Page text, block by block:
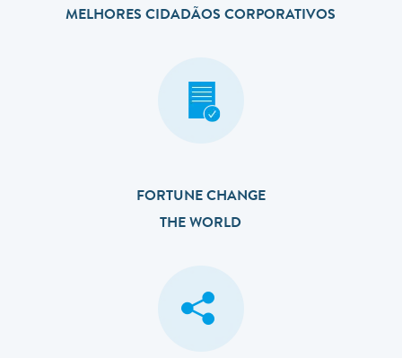
MELHORES CIDADÃOS CORPORATIVOS
FORTUNE CHANGE
THE WORLD